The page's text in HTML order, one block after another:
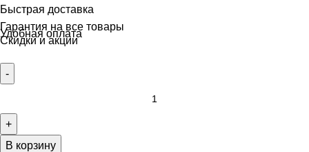
Быстрая доставка
Гарантия на все товары
Удобная оплата
Скидки и акции
В корзину